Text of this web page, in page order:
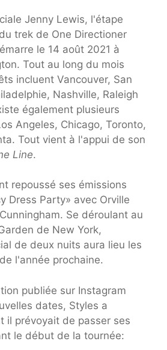
Jenny Lewis, l'étape
trek de One Directioner
le 14 août 2021 à
Tout au long du mois
incluent Vancouver, San
Nashville, Raleigh
également plusieurs
Angeles, Chicago, Toronto,
Tout vient à l'appui de son
Line.
repoussé ses émissions
Dress Party» avec Orville
Se déroulant au
de New York,
de deux nuits aura lieu les
l'année prochaine.
publiée sur Instagram
dates, Styles a
il prévoyait de passer ses
le début de la tournée: